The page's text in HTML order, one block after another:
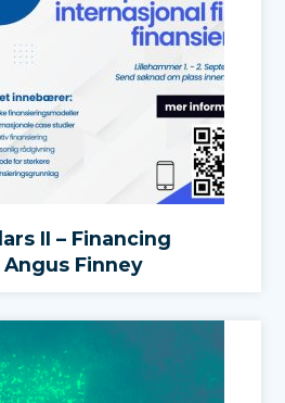
II – Financing
Finney